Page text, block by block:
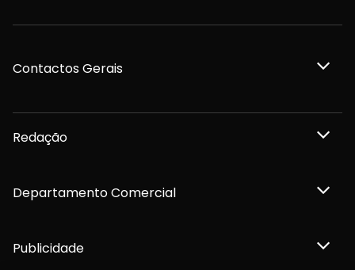
Contactos Gerais
Redação
Departamento Comercial
Publicidade